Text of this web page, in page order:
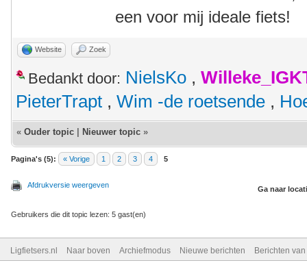
een voor mij ideale fiets!
Website Zoek
Bedankt door: NielsKo ,
PieterTrapt , Wim -de roetsende ,
« Ouder topic Nieuwer topic »
Pagina's (5): « Vorige 1 2 3 4 5
Afdrukversie weergeven Ga naar
Gebruikers die dit topic lezen: 5 gast(en)
Ligfietsers.nl Naar boven Archiefmodus Nieuwe berichten Berichten